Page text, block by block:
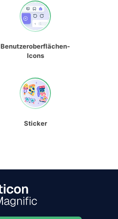
Benutzeroberflächen-
Icons
Sticker